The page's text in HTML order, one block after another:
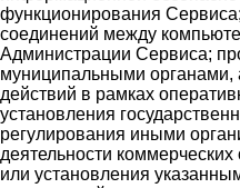
функционирования
соединений между
Администрации Сервиса;
муниципальными органами,
действий в рамках
установления
регулирования иными
деятельности
или установления